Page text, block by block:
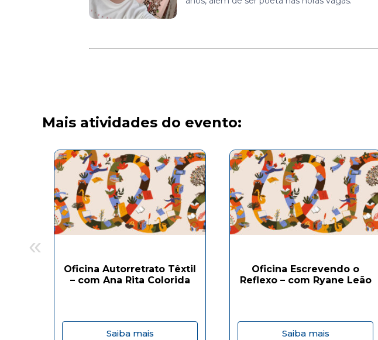
Mais atividades do evento:
Oficina Autorretrato Têxtil
– com Ana Rita Colorida
Saiba mais
Oficina Escrevendo o
Reflexo – com Ryane Leão
Saiba mais
«